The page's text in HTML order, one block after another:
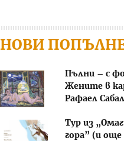
НОВИ
Пълни – с
Жените в
Рафаел
Тур из
гора” (и още